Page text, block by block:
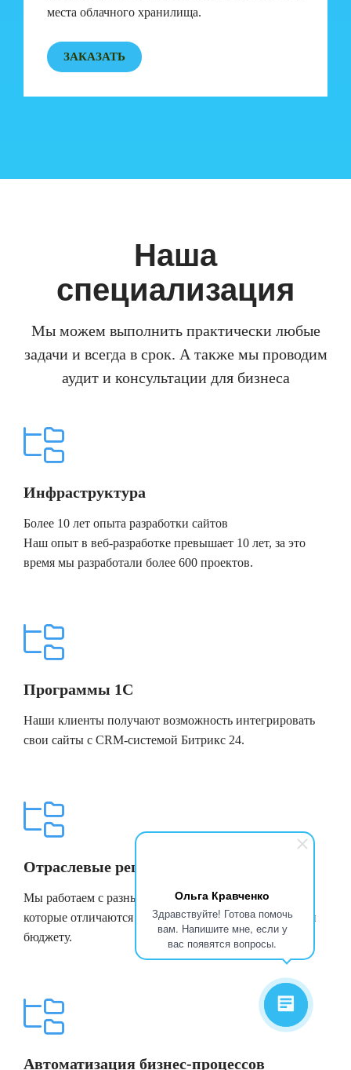
Ольга Кравченко
Здравствуйте! Готова помочь
вам. Напишите мне, если у
вас появятся вопросы.
места облачного хранилища.
ЗАКАЗАТЬ
Наша
специализация
Мы можем выполнить практически любые
задачи и всегда в срок. А также мы проводим
аудит и консультации для бизнеса
Инфраструктура
Более 10 лет опыта разработки сайтов
Наш опыт в веб-разработке превышает 10 лет, за это
время мы разработали более 600 проектов.
Программы 1С
Наши клиенты получают возможность интегрировать
свои сайты с CRM-системой Битрикс 24.
Отраслевые решения
Мы работаем с разными клиентами и проектами,
которые отличаются по своей сути, целям, масштабу и
бюджету.
Автоматизация бизнес-процессов